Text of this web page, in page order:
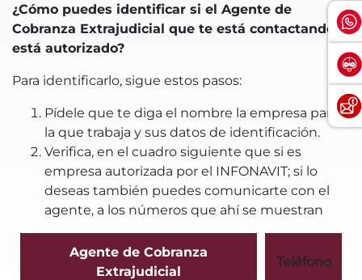
¿Cómo puedes identificar si el Agente de
Cobranza Extrajudicial que te está contactando
está autorizado?
Para identificarlo, sigue estos pasos:
Pídele que te diga el nombre la empresa para
la que trabaja y sus datos de identificación.
Verifica, en el cuadro siguiente que si es
empresa autorizada por el INFONAVIT; si lo
deseas también puedes comunicarte con el
agente, a los números que ahí se muestran
Agente de Cobranza
Extrajudicial
Teléfono